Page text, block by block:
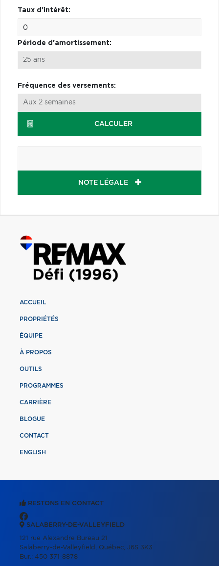
Taux d'intérêt:
Période d'amortissement:
Fréquence des versements:
CALCULER
NOTE LÉGALE
ACCUEIL
PROPRIÉTÉS
ÉQUIPE
À PROPOS
OUTILS
PROGRAMMES
CARRIÈRE
BLOGUE
CONTACT
ENGLISH
RESTONS EN CONTACT
SALABERRY-DE-VALLEYFIELD
121 rue Alexandre Bureau 21
Salaberry-de-Valleyfield, Québec, J6S 3K3
Bur.: 450 371-8878